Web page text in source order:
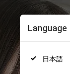
Language
日本語